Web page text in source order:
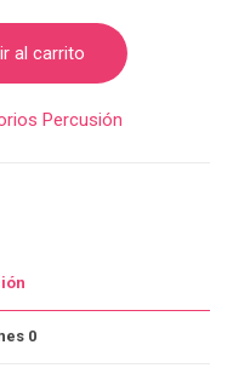
al carrito
Percusión
0